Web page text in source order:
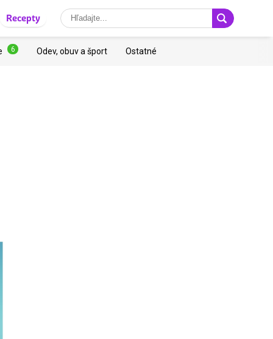
Recepty
6 Odev, obuv a šport Ostatné